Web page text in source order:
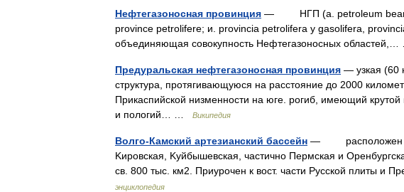
Нефтегазоносная провинция — НГП (a. petroleum
province petrolifere; и. provincia petrolifera y gasolifera,
объединяющая совокупность Нефтегазоносных
Предуральская нефтегазоносная провинция — узкая (60
структура, протягивающуюся на расстояние до 2000
Прикаспийской низменности на юге. рогиб, имеющий
и пологий… …
Википедия
Волго-Камский артезианский бассейн — расположен на
Kировская, Kуйбышевская, частично Пермская и
св. 800 тыс. км2. Приурочен к вост. части Pусской плиты и
энциклопедия